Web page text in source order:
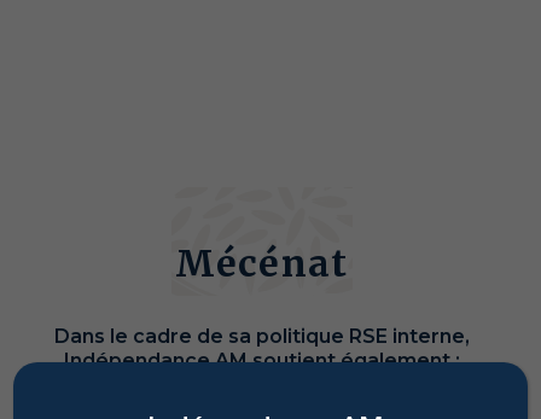
Mécénat
Dans le cadre de sa politique RSE interne,
Indépendance AM soutient également :